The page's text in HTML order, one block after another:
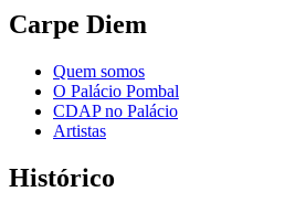
Carpe Diem
Quem somos
O Palácio Pombal
CDAP no Palácio
Artistas
Histórico